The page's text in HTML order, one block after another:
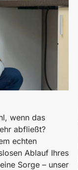
wenn das
abfließt?
echten
Ablauf Ihres
Sorge – unser